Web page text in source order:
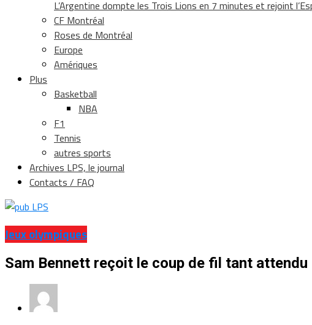
L’Argentine dompte les Trois Lions en 7 minutes et rejoint
CF Montréal
Roses de Montréal
Europe
Amériques
Plus
Basketball
NBA
F1
Tennis
autres sports
Archives LPS, le journal
Contacts / FAQ
Jeux olympiques
Sam Bennett reçoit le coup de fil tant attendu